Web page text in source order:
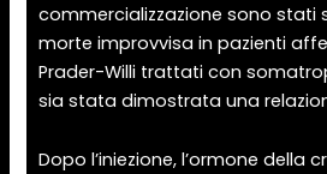
commercializzazione sono stati
morte improvvisa in pazienti
Prader-Willi trattati con
sia stata dimostrata una
Dopo l’iniezione, l’ormone della